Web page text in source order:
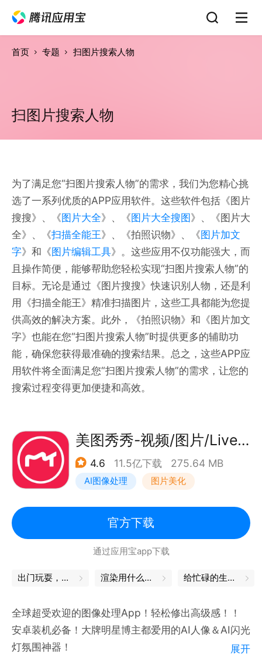
首页 专题 扫图片搜索人物
扫图片搜索人物
为了满足您“扫图片搜索人物”的需求，我们为您精心挑
选了一系列优质的APP应用软件。这些软件包括《图片
搜搜》、《图片大全》、《图片大全搜图》、《图片大
全》、《扫描全能王》、《拍照识物》、《图片加文
字》和《图片编辑工具》。这些应用不仅功能强大，而
且操作简便，能够帮助您轻松实现“扫图片搜索人物”的
目标。无论是通过《图片搜搜》快速识别人物，还是利
用《扫描全能王》精准扫描图片，这些工具都能为您提
供高效的解决方案。此外，《拍照识物》和《图片加文
字》也能在您“扫图片搜索人物”时提供更多的辅助功
能，确保您获得最准确的搜索结果。总之，这些APP应
用软件将全面满足您“扫图片搜索人物”的需求，让您的
搜索过程变得更加便捷和高效。
美图秀秀-视频/图片/Live人像精修工具
4.6 11.5亿下载 275.64 MB
AI图像处理 图片美化
官方下载
通过应用宝app下载
出门玩耍，这些App帮你省心 渲染用什么软件 给忙碌的生活，一个中场休息
全球超受欢迎的图像处理App！轻松修出高级感！！
安卓装机必备！大牌明星博主都爱用的AI人像＆AI闪光
灯氛围神器！
展开